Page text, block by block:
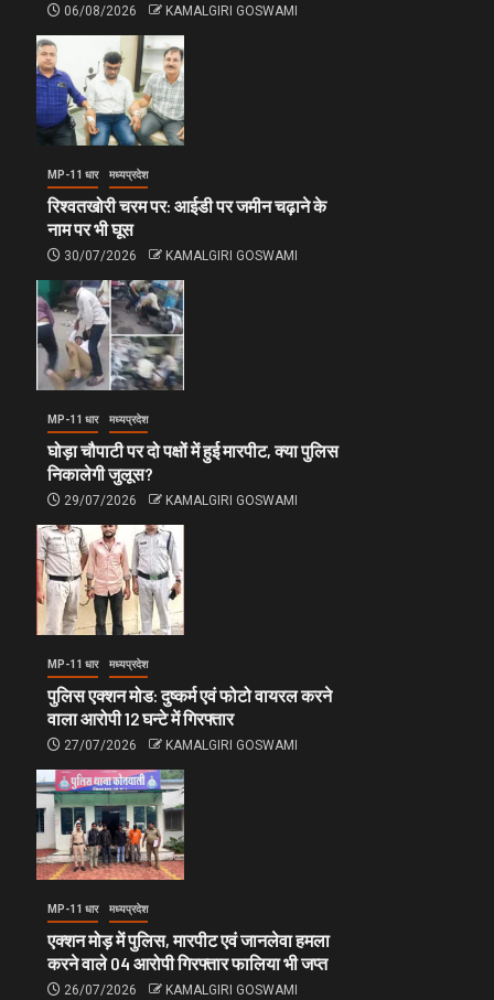
06/08/2026 KAMALGIRI GOSWAMI
MP-11 धार मध्यप्रदेश
रिश्वतखोरी चरम पर: आईडी पर जमीन चढ़ाने के
नाम पर भी घूस
30/07/2026 KAMALGIRI GOSWAMI
MP-11 धार मध्यप्रदेश
घोड़ा चौपाटी पर दो पक्षों में हुई मारपीट, क्या पुलिस
निकालेगी जुलूस?
29/07/2026 KAMALGIRI GOSWAMI
MP-11 धार मध्यप्रदेश
पुलिस एक्शन मोड: दुष्कर्म एवं फोटो वायरल करने
वाला आरोपी 12 घन्टे में गिरफ्तार
27/07/2026 KAMALGIRI GOSWAMI
MP-11 धार मध्यप्रदेश
एक्शन मोड़ में पुलिस, मारपीट एवं जानलेवा हमला
करने वाले 04 आरोपी गिरफ्तार फालिया भी जप्त
26/07/2026 KAMALGIRI GOSWAMI